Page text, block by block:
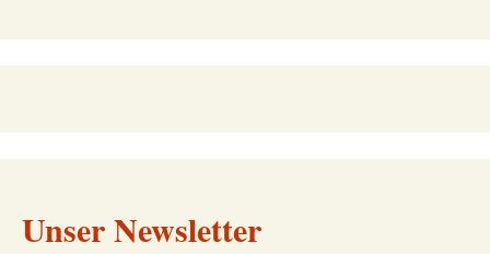
Unser Newsletter